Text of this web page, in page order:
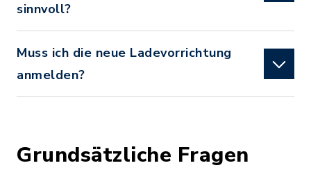
sinnvoll?
Muss ich die neue Ladevorrichtung
anmelden?
Grundsätzliche Fragen